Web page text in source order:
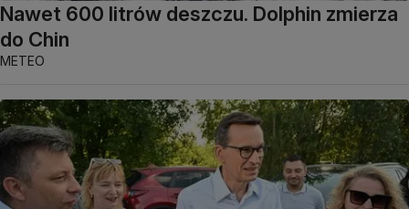
Nawet 600 litrów deszczu. Dolphin zmierza
do Chin
METEO